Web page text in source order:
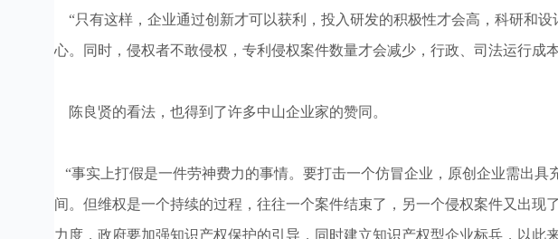
“只有这样，企业通过创新才可以获利，投入研发的积极性才会高，科研和
心。同时，侵权者不敢侵权，专利侵权案件数量才会减少，行政、司法运行成
陈良贤的看法，也得到了许多中山企业家的赞同。
“事实上打假是一件劳神费力的事情。要打击一个仿冒企业，原创企业需出
间。但维权是一个持续的过程，往往一个案件结束了，另一个侵权案件又出现
力度，政府要加强知识产权保护的引导，同时建立知识产权型企业标兵，以此